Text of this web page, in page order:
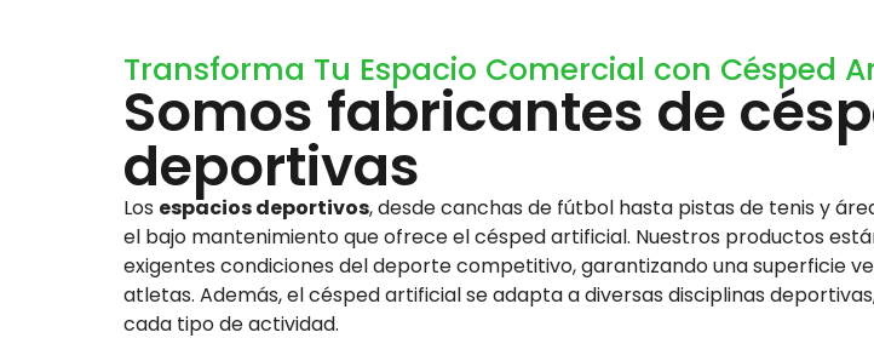
Transforma Tu Espacio Comercial con Césped
Somos fabricantes de
deportivas
Los espacios deportivos, desde canchas de fútbol hasta pistas de tenis y
el bajo mantenimiento que ofrece el césped artificial. Nuestros productos
exigentes condiciones del deporte competitivo, garantizando una superficie
atletas. Además, el césped artificial se adapta a diversas disciplinas
cada tipo de actividad.